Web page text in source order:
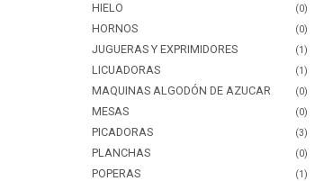
HIELO (0)
HORNOS (0)
JUGUERAS Y EXPRIMIDORES (1)
LICUADORAS (1)
MAQUINAS ALGODÓN DE AZUCAR (0)
MESAS (0)
PICADORAS (3)
PLANCHAS (0)
POPERAS (1)